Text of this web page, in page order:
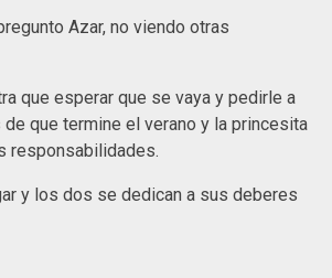
Azar, no viendo otras
que esperar que se vaya y pedirle a
que termine el verano y la princesita
responsabilidades.
y los dos se dedican a sus deberes